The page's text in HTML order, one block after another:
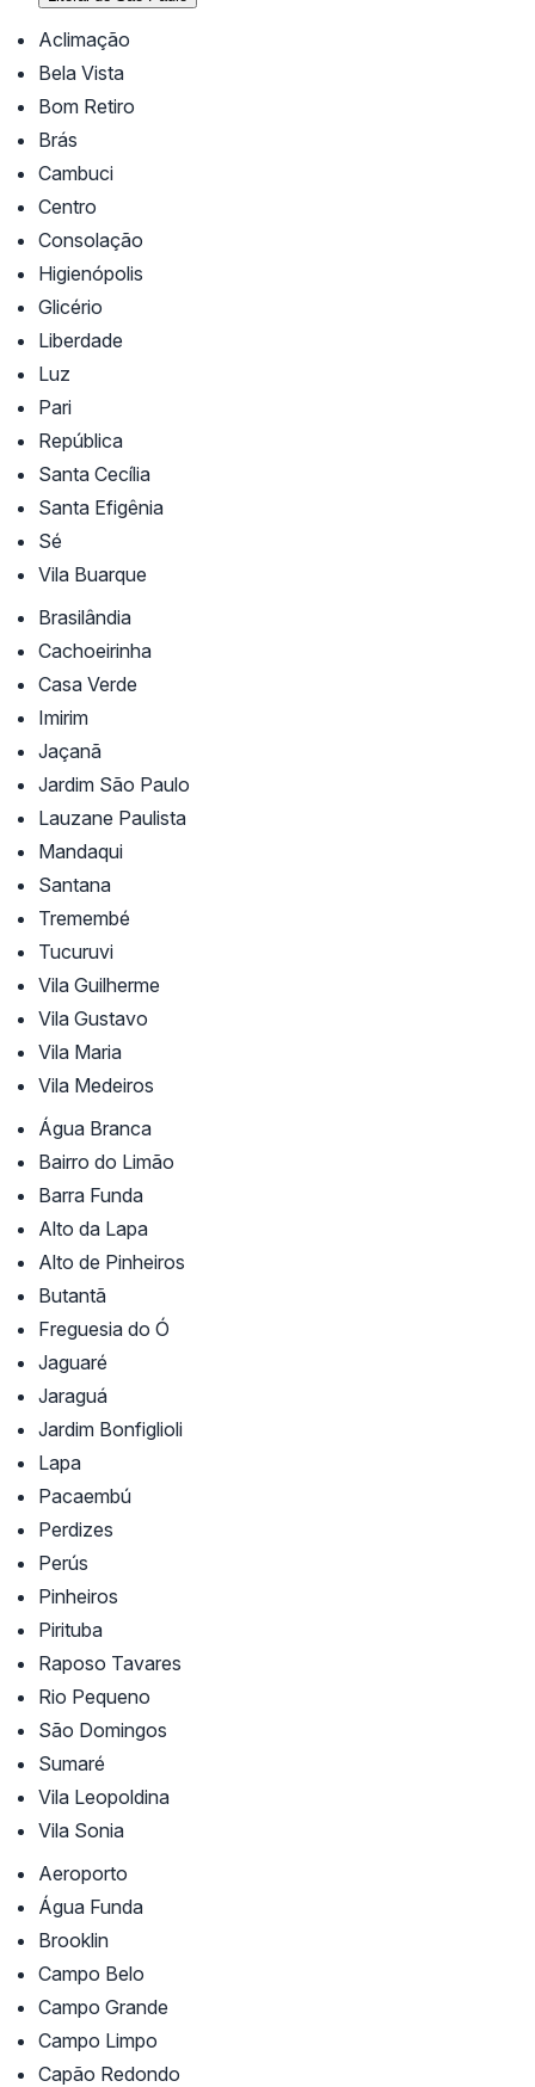
Aclimação
Bela Vista
Bom Retiro
Brás
Cambuci
Centro
Consolação
Higienópolis
Glicério
Liberdade
Luz
Pari
República
Santa Cecília
Santa Efigênia
Sé
Vila Buarque
Brasilândia
Cachoeirinha
Casa Verde
Imirim
Jaçanã
Jardim São Paulo
Lauzane Paulista
Mandaqui
Santana
Tremembé
Tucuruvi
Vila Guilherme
Vila Gustavo
Vila Maria
Vila Medeiros
Água Branca
Bairro do Limão
Barra Funda
Alto da Lapa
Alto de Pinheiros
Butantã
Freguesia do Ó
Jaguaré
Jaraguá
Jardim Bonfiglioli
Lapa
Pacaembú
Perdizes
Perús
Pinheiros
Pirituba
Raposo Tavares
Rio Pequeno
São Domingos
Sumaré
Vila Leopoldina
Vila Sonia
Aeroporto
Água Funda
Brooklin
Campo Belo
Campo Grande
Campo Limpo
Capão Redondo